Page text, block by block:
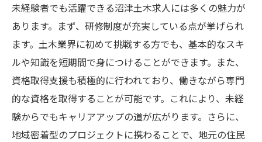
地元密着型の求人の魅力とは？
沼津土木求人で感じる地元で働く喜び
地域への貢献と成長を実感できる仕事
成長支援が充実した沼津土木求人の紹介
地元でキャリアを築くメリット
成長をサポートする沼津土木求人のポイン
ト
未経験者でも活躍できる沼津土木求人には多くの魅力が
あります。まず、研修制度が充実している点が挙げられ
ます。土木業界に初めて挑戦する方でも、基本的なスキ
ルや知識を短期間で身につけることができます。また、
資格取得支援も積極的に行われており、働きながら専門
的な資格を取得することが可能です。これにより、未経
験からでもキャリアアップの道が広がります。さらに、
地域密着型のプロジェクトに携わることで、地元の住民